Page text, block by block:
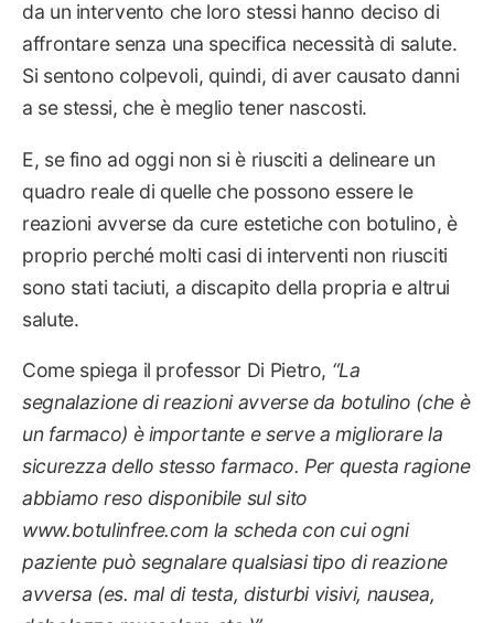
da un intervento che loro stessi hanno deciso di
affrontare senza una specifica necessità di salute.
Si sentono colpevoli, quindi, di aver causato danni
a se stessi, che è meglio tener nascosti.
E, se fino ad oggi non si è riusciti a delineare un
quadro reale di quelle che possono essere le
reazioni avverse da cure estetiche con botulino, è
proprio perché molti casi di interventi non riusciti
sono stati taciuti, a discapito della propria e altrui
salute.
Come spiega il professor Di Pietro, “La
segnalazione di reazioni avverse da botulino (che è
un farmaco) è importante e serve a migliorare la
sicurezza dello stesso farmaco. Per questa ragione
abbiamo reso disponibile sul sito
www.botulinfree.comla scheda con cui ogni
paziente può segnalare qualsiasi tipo di reazione
avversa (es. mal di testa, disturbi visivi, nausea,